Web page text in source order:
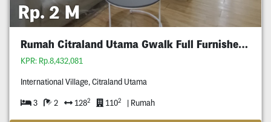
Rp. 2 M
Rumah Citraland Utama Gwalk Full Furnished Murah
KPR: Rp.8,432,081
International Village, Citraland Utama
3 2 1282 1102 | Rumah